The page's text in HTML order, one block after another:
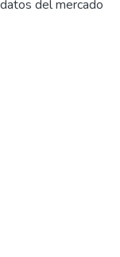
del mercado